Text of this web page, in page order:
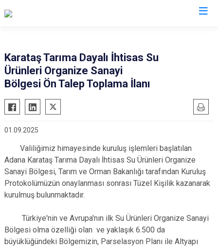
Aladağ
Ceyhan
Feke
Karataş
Kozan
Pozantı
Saimbeyli
Sarıçam
Çukurova
Karataş Tarıma Dayalı İhtisas Su
Ürünleri Organize Sanayi
Bölgesi Ön Talep Toplama İlanı
01.09.2025
Valiliğimiz himayesinde kuruluş işlemleri başlatılan
Adana Karataş Tarıma Dayalı İhtisas Su Ürünleri Organize
Sanayi Bölgesi, Tarım ve Orman Bakanlığı tarafından Kuruluş
Protokolümüzün onaylanması sonrası Tüzel Kişilik kazanarak
kurulmuş bulunmaktadır.
Türkiye'nin ve Avrupa'nın ilk Su Ürünleri Organize Sanayi
Bölgesi olma özelliği olan ve yaklaşık 6.500 da
büyüklüğündeki Bölgemizin, Parselasyon Planı ile Altyapı